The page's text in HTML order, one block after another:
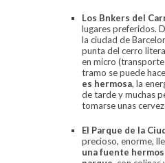
Los Bnkers del
lugares preferidos.
la ciudad de
punta del cerro
en micro
tramo se puede
es hermosa, la
de tarde y muchas
tomarse unas
El Parque de la
precioso, enorme,
una fuente